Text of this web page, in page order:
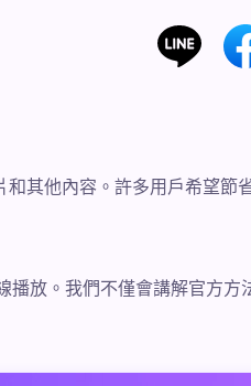
其他內容。許多用戶希望
放。我們不僅會講解官方